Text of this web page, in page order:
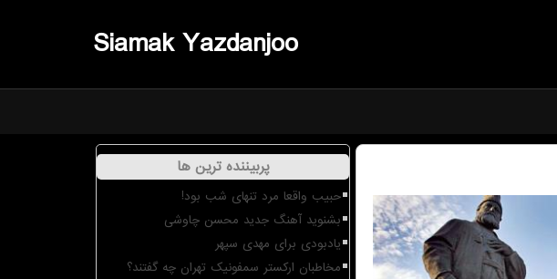
Siamak Yazdanjoo
پربیننده ترین ها
حبیب واقعا مرد تنهای شب بود!
بشنوید آهنگ جدید محسن چاوشی
یادبودی برای مهدی سپهر
مخاطبان ارکستر سمفونیک تهران چه گفتند؟